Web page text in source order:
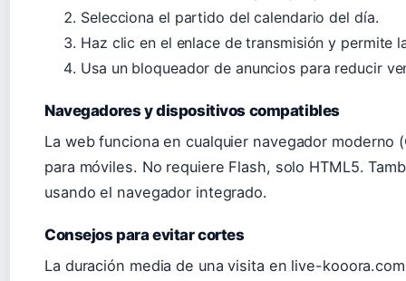
Selecciona el partido del calendario del día.
Haz clic en el enlace de transmisión y permite
Usa un bloqueador de anuncios para reducir
Navegadores y dispositivos compatibles
La web funciona en cualquier navegador moderno
para móviles. No requiere Flash, solo HTML5.
usando el navegador integrado.
Consejos para evitar cortes
La duración media de una visita en live-